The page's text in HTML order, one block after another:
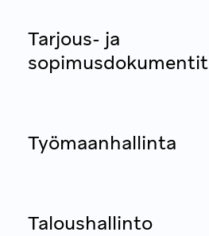
Tarjous- ja
sopimusdokumentit
Työmaanhallinta
Taloushallinto